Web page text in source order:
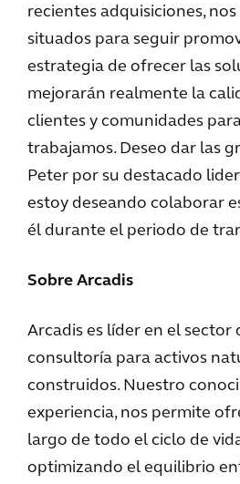
recientes adquisiciones,
situados para seguir
estrategia de ofrecer las
mejorarán realmente la
clientes y comunidades
trabajamos. Deseo dar las
Peter por su destacado
estoy deseando colaborar
él durante el periodo de
Sobre Arcadis
Arcadis es líder en el sector
consultoría para activos
construidos. Nuestro
experiencia, nos permite
largo de todo el ciclo de
optimizando el equilibrio